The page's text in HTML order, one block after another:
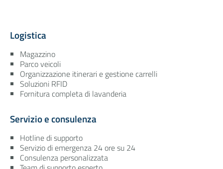
Logistica
Magazzino
Parco veicoli
Organizzazione itinerari e gestione carrelli
Soluzioni RFID
Fornitura completa di lavanderia
Servizio e consulenza
Hotline di supporto
Servizio di emergenza 24 ore su 24
Consulenza personalizzata